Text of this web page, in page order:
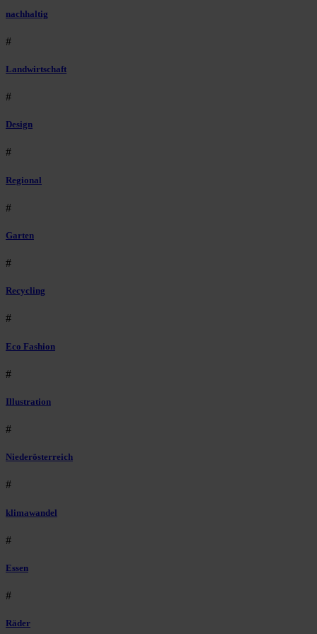
nachhaltig
#
Landwirtschaft
#
Design
#
Regional
#
Garten
#
Recycling
#
Eco Fashion
#
Illustration
#
Niederösterreich
#
klimawandel
#
Essen
#
Räder